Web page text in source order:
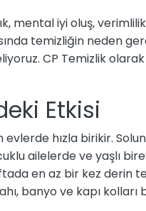
mental iyi oluş,
temizliğin neden
CP Temizlik
Etkisi
hızla birikir.
ailelerde ve yaşlı
en az bir kez derin
banyo ve kapı